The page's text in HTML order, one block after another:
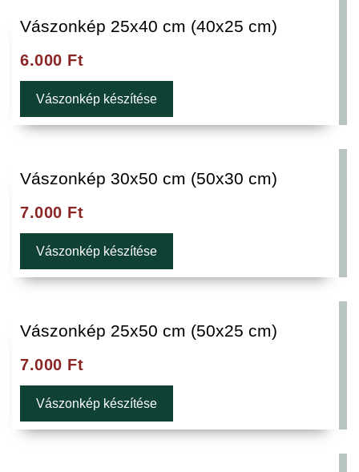
Vászonkép 25x40 cm (40x25 cm)
6.000 Ft
Vászonkép készítése
Vászonkép 30x50 cm (50x30 cm)
7.000 Ft
Vászonkép készítése
Vászonkép 25x50 cm (50x25 cm)
7.000 Ft
Vászonkép készítése